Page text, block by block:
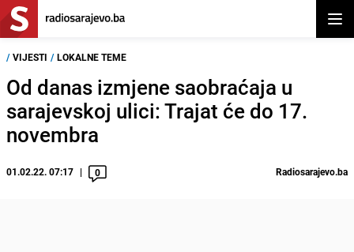
/ VIJESTI / LOKALNE TEME
Od danas izmjene saobraćaja u
sarajevskoj ulici: Trajat će do 17.
novembra
01.02.22. 07:17 0 Radiosarajevo.ba